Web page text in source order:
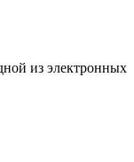
из электронных